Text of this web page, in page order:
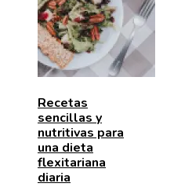
Recetas
sencillas y
nutritivas para
una dieta
flexitariana
diaria